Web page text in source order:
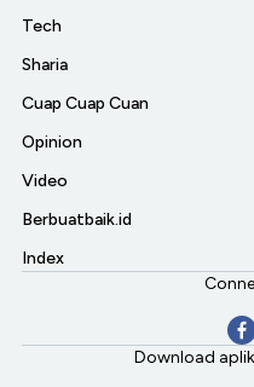
Tech
Sharia
Cuap Cuap Cuan
Opinion
Video
Berbuatbaik.id
Index
Download